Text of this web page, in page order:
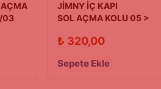
AÇMA
03
JİMNY İÇ KAPI
SOL AÇMA KOLU 05 >
₺ 320,00
Sepete Ekle